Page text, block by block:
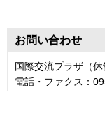
お問い合わせ
国際交流プラザ（休
電話・ファクス：